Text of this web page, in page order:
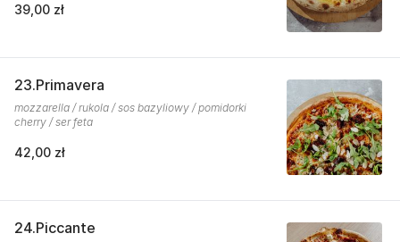
39,00 zł
23.Primavera
mozzarella / rukola / sos bazyliowy / pomidorki
cherry / ser feta
42,00 zł
24.Piccante